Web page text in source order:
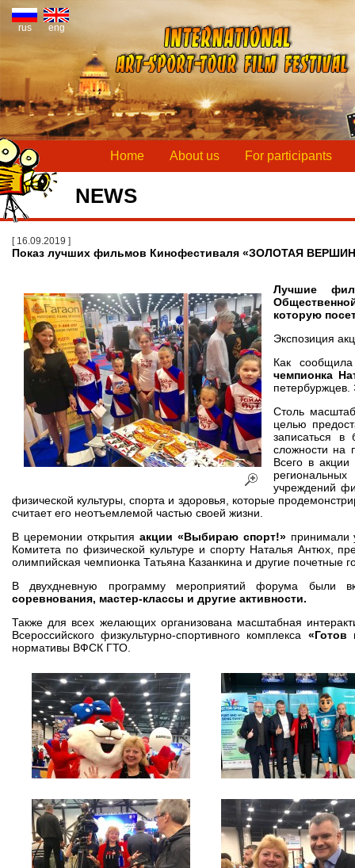
rus eng
Home About us For participants
NEWS
[ 16.09.2019 ]
Показ лучших фильмов Кинофестиваля «ЗОЛОТАЯ
Лучшие
которую
Экспозиция
Как
чемпионка
Столь
целью
записаться
сложности на
Всего в
учреждений
физической культуры, спорта и здоровья, которые
считает его неотъемлемой частью своей жизни.
В церемонии открытия акции «Выбираю спорт!»принимали
Комитета по физической культуре и спорту Наталья Антюх,
олимпийская чемпионка Татьяна Казанкина и другие почетные
В двухдневную программу мероприятий форума были
соревнования, мастер-классы и другие активности.
Также для всех желающих организована масштабная
Всероссийского физкультурно-спортивного комплекса «Готов
нормативы ВФСК ГТО.